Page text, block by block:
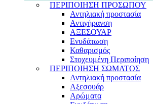
ΠΕΡΙΠΟΙΗΣΗ ΠΡΟΣΩΠΟΥ
Αντηλιακή προστασία
Αντιγήρανση
ΑΞΕΣΟΥΑΡ
Ενυδάτωση
Καθαρισμός
Στοχευμένη Περιποίηση
ΠΕΡΙΠΟΙΗΣΗ ΣΩΜΑΤΟΣ
Αντηλιακή προστασία
Αξεσουάρ
Αρώματα